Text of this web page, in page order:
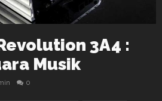
3A4 :
Musik
0